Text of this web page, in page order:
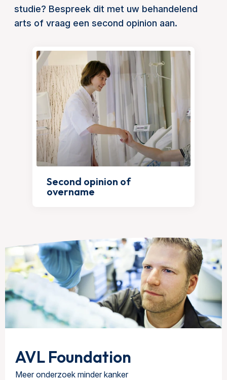
studie? Bespreek dit met uw behandelend
arts of vraag een second opinion aan.
Second opinion of
overname
AVL Foundation
Meer onderzoek minder kanker